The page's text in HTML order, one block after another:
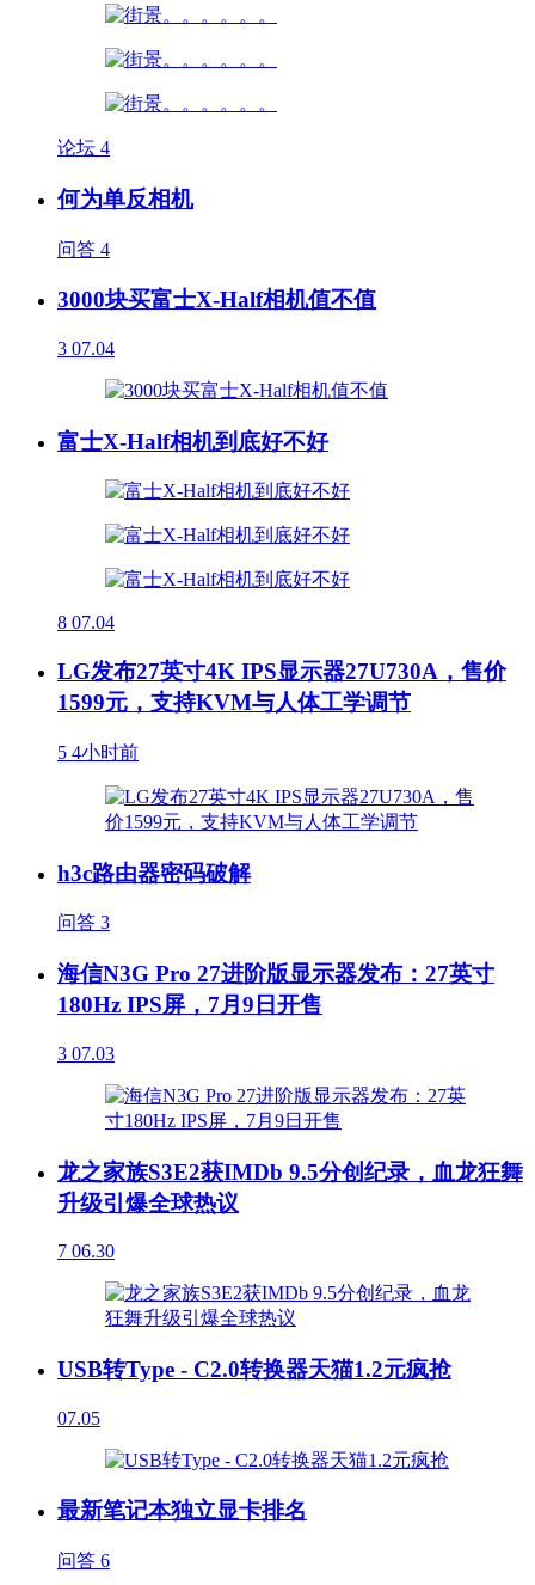
论坛 4
何为单反相机
问答 4
3000块买富士X-Half相机值不值
3 07.04
富士X-Half相机到底好不好
8 07.04
LG发布27英寸4K IPS显示器27U730A，售价
1599元，支持KVM与人体工学调节
5 4小时前
h3c路由器密码破解
问答 3
海信N3G Pro 27进阶版显示器发布：27英寸
180Hz IPS屏，7月9日开售
3 07.03
龙之家族S3E2获IMDb 9.5分创纪录，血龙狂舞
升级引爆全球热议
7 06.30
USB转Type - C2.0转换器天猫1.2元疯抢
07.05
最新笔记本独立显卡排名
问答 6